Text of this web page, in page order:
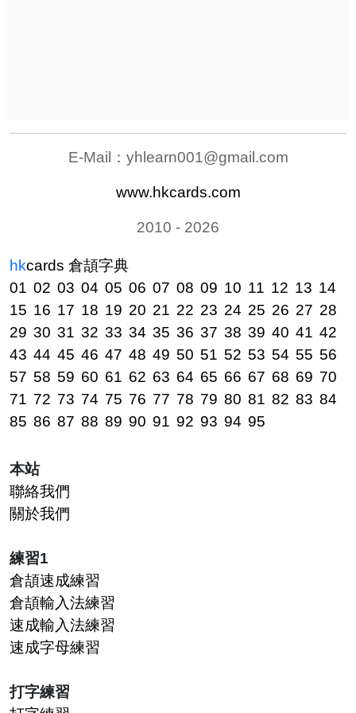
E-Mail： yhlearn001@gmail.com
www.hkcards.com
2010 - 2026
hkcards 倉頡字典
01 02 03 04 05 06 07 08 09 10 11 12 13 14
15 16 17 18 19 20 21 22 23 24 25 26 27 28
29 30 31 32 33 34 35 36 37 38 39 40 41 42
43 44 45 46 47 48 49 50 51 52 53 54 55 56
57 58 59 60 61 62 63 64 65 66 67 68 69 70
71 72 73 74 75 76 77 78 79 80 81 82 83 84
85 86 87 88 89 90 91 92 93 94 95
本站
聯絡我們
關於我們
練習1
倉頡速成練習
倉頡輸入法練習
速成輸入法練習
速成字母練習
打字練習